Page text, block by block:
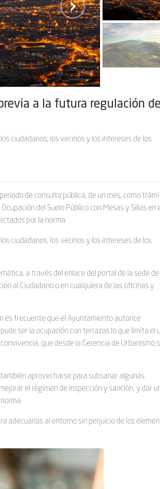
a la futura regulación
ciudadanos, los vecinos y los intereses de los
de consulta pública, de un mes, como
del Suelo Público con Mesas y Sillas en
por la norma.
ciudadanos, los vecinos y los intereses de los
a través del enlace del portal de la sede de
al Ciudadano o en cualquiera de las oficinas y
es frecuente que el Ayuntamiento autorice
ser la ocupación con terrazas lo que limita el
que desde la Gerencia de Urbanismo
aprovecharse para subsanar algunas
el régimen de inspección y sanción, y dar
adecuarlas al entorno sin perjuicio de los